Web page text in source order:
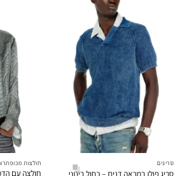
סריגים
סריג פולו במראה דנים – כחול בינוני
חולצות
חולצה עם